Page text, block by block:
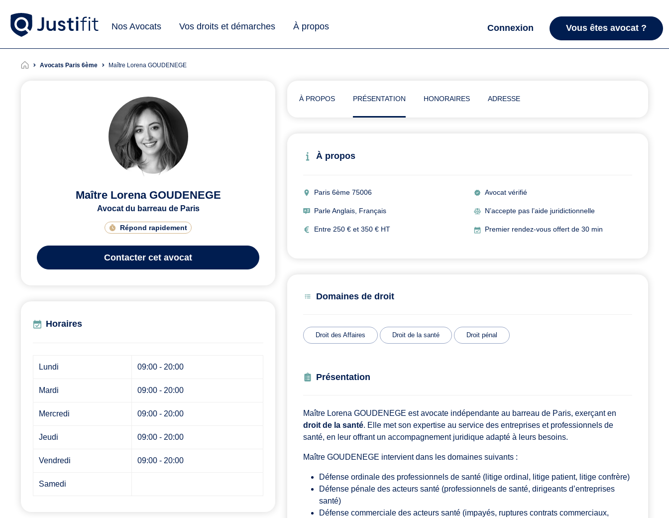
Nos Avocats Vos droits et démarches À propos Connexion Vous êtes avocat ?
Avocats Paris 6ème Maître Lorena GOUDENEGE
Maître Lorena GOUDENEGE
Avocat du barreau de Paris
Répond rapidement
Contacter cet avocat
Horaires
Lundi 09:00 - 20:00
Mardi 09:00 - 20:00
Mercredi 09:00 - 20:00
Jeudi 09:00 - 20:00
Vendredi 09:00 - 20:00
Samedi
À PROPOS PRÉSENTATION HONORAIRES ADRESSE
À propos
Paris 6ème 75006 Avocat vérifié
Parle Anglais, Français N’accepte pas l’aide juridictionnelle
Entre 250 € et 350 € HT Premier rendez-vous offert de 30 min
Domaines de droit
Droit des Affaires Droit de la santé Droit pénal
Présentation
Maître Lorena GOUDENEGE est avocate indépendante au barreau de Paris, exerçant en
droit de la santé. Elle met son expertise au service des entreprises et professionnels de
santé, en leur offrant un accompagnement juridique adapté à leurs besoins.
Maître GOUDENEGE intervient dans les domaines suivants :
Défense ordinale des professionnels de santé (litige ordinal, litige patient, litige confrère)
Défense pénale des acteurs santé (professionnels de santé, dirigeants d’entreprises
santé)
Défense commerciale des acteurs santé (impayés, ruptures contrats commerciaux,